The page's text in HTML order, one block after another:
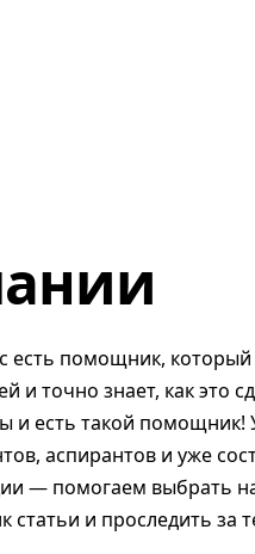
есть помощник,
и точно знает, как это
и есть такой помощник!
аспирантов и уже
— помогаем выбрать
статьи и проследить за